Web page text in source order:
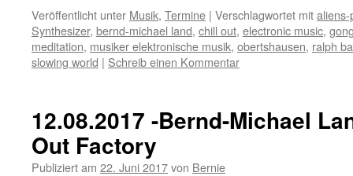
Veröffentlicht unter Musik, Termine | Verschlagwortet mit
Synthesizer, bernd-michael land, chill out, electronic music,
meditation, musiker elektronische musik, obertshausen, ralph
slowing world | Schreib einen Kommentar
12.08.2017 -Bernd-Michael
Out Factory
Publiziert am 22. Juni 2017von Bernie